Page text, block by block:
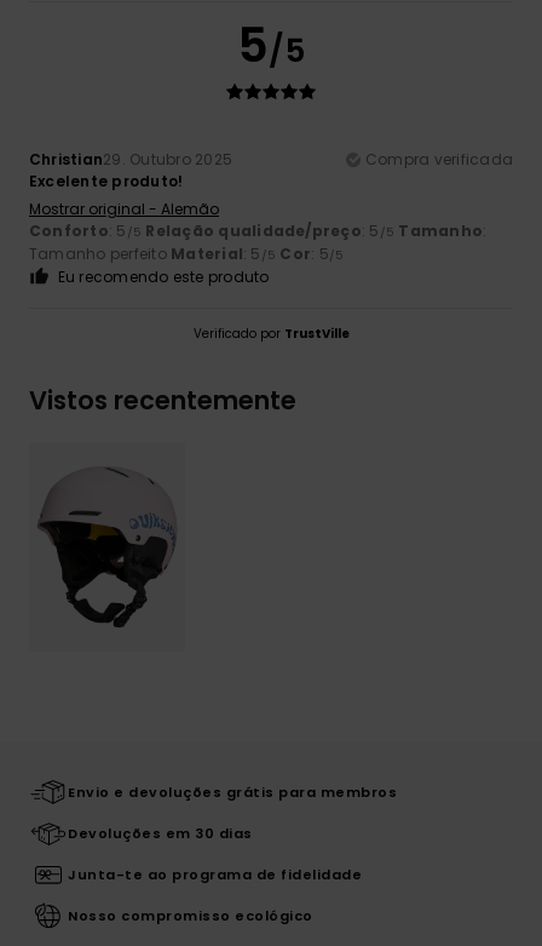
5/5
Christian29. Outubro 2025
Compra verificada
Excelente produto!
Mostrar original - Alemão
Conforto: 5 /5 Relação qualidade/preço: 5 /5 Tamanho:
Tamanho perfeito Material: 5 /5 Cor: 5/5
Eu recomendo este produto
Verificado por TrustVille
Vistos recentemente
Envio e devoluções grátis para membros
Devoluções em 30 dias
Junta-te ao programa de fidelidade
Nosso compromisso ecológico